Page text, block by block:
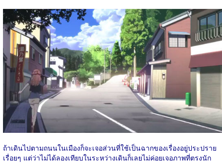
ถ้าเดินไปตามถนนในเมืองก็จะเจอส่วนที่ใช้เป็นฉากของเรื่องอยู่ประปราย
เรื่อยๆ แต่ว่าไม่ได้ลองเทียบในระหว่างเดินก็เลยไม่ค่อยเจอภาพที่ตรงนัก